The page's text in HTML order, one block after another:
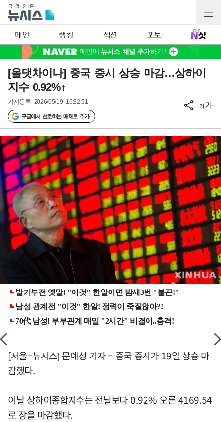
메인 랭킹 섹션 포토
[올댓차이나] 중국 증시 상승 마감…상하이
지수 0.92%↑
기사등록 2026/05/19 16:32:51
구글에서 선호하는 매체로 추가
가가
[서울=뉴시스] 문예성 기자 = 중국 증시가 19일 상승 마
감했다.
이날 상하이종합지수는 전날보다 0.92% 오른 4169.54
로 장을 마감했다.